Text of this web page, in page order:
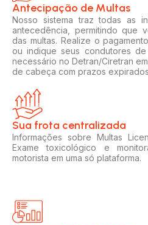
Antecipação de Multas
Nosso sistema traz todas as
antecedência, permitindo que
das multas. Realize o
ou indique seus condutores
necessário no Detran/Ciretran
de cabeça com prazos
Sua frota centralizada​
Informações sobre Multas
Exame toxicológico e
motorista em uma só plataforma.